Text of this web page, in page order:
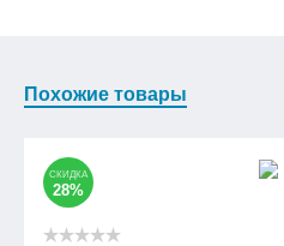
Похожие товары
СКИДКА
28%